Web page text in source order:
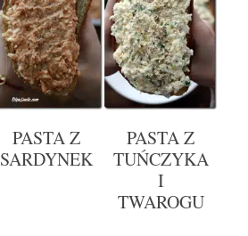
PASTA Z
SARDYNEK
PASTA Z
TUŃCZYKA
I
TWAROGU